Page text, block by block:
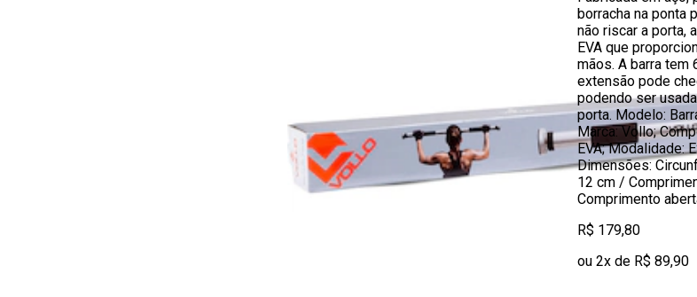
borracha na ponta
não riscar a porta,
EVA que
mãos. A barra tem
extensão pode
podendo ser
porta. Modelo:
Marca: Vollo;
EVA; Modalidade:
Dimensões:
12 cm /
Comprimento
R$ 179,80
ou 2x de R$ 89,90